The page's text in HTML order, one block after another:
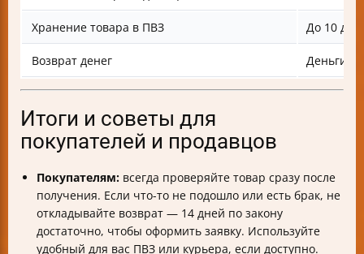
Хранение товара в ПВЗ До 10
Возврат денег Деньги
Итоги и советы для
покупателей и продавцов
Покупателям: всегда проверяйте товар сразу после
получения. Если что-то не подошло или есть брак, не
откладывайте возврат — 14 дней по закону
достаточно, чтобы оформить заявку. Используйте
удобный для вас ПВЗ или курьера, если доступно.